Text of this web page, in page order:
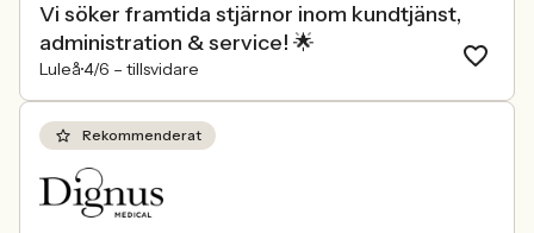
Vi söker framtida stjärnor inom kundtjänst,
administration & service! 🌟
Luleå4/6 – tillsvidare
Rekommenderat